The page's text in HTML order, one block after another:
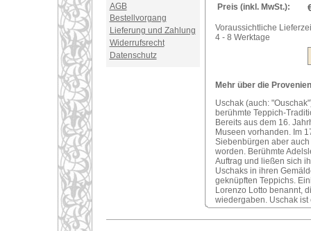
AGB
Bestellvorgang
Lieferung und Zahlung
Widerrufsrecht
Datenschutz
Preis (inkl. MwSt.):
Voraussichtliche
4 - 8 Werktage
Mehr über die
Uschak (auch:
berühmte Teppich-
Bereits aus dem 16.
Museen vorhanden. Im
Siebenbürgen aber
worden. Berühmte
Auftrag und ließen sich
Uschaks in ihren
geknüpften Teppichs.
Lorenzo Lotto benannt,
wiedergaben. Uschak